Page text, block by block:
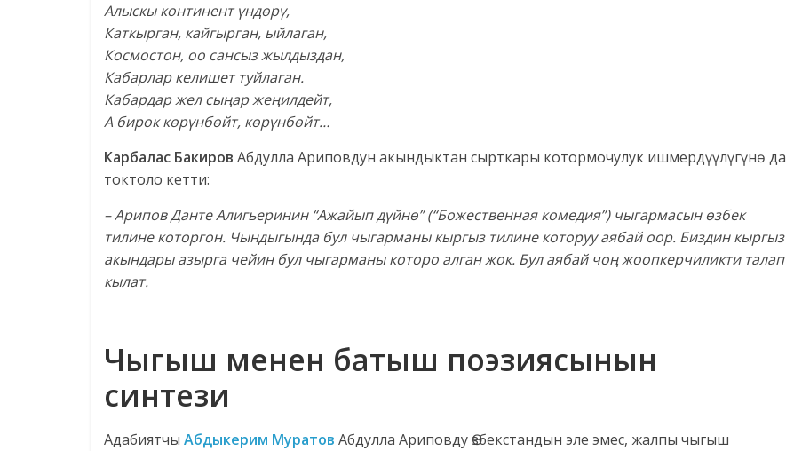
Алыскы континентүндөрү,
Каткырган, кайгырган, ыйлаган,
Космостон, оо сансыз жылдыздан,
Кабарлар келишет туйлаган.
Кабардар жел сыңар жеңилдейт,
А бирок көрүнбөйт, көрүнбөйт…
Карбалас Бакиров Абдулла Ариповдун акындыктан сырткары котормочулук ишмердүүлүгүнө да
токтоло кетти:
– Арипов Данте Алигьеринин “Ажайып дүйнө” (“Божественная комедия”) чыгармасынөзбек
тилине которгон. Чындыгында бул чыгарманы кыргыз тилине которуу аябай оор. Биздин кыргыз
акындары азырга чейин бул чыгарманы которо алган жок. Бул аябай чоңжоопкерчиликти талап
кылат.
Чыгыш менен батыш поэзиясынын
синтези
Адабиятчы Абдыкерим Муратов Абдулла Ариповду Өзбекстандын эле эмес, жалпы чыгыш